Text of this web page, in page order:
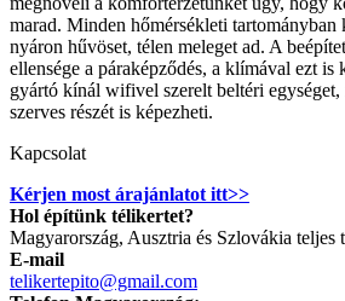
marad. Minden hőmérsékleti tartományban
nyáron hűvöset, télen meleget ad. A
ellensége a páraképződés, a klímával ezt
gyártó kínál wifivel szerelt beltéri
szerves részét is képezheti.
Kapcsolat
Kérjen most árajánlatot itt>>
Hol építünk télikertet?
Magyarország, Ausztria és Szlovákia teljes
E-mail
telikertepito@gmail.com